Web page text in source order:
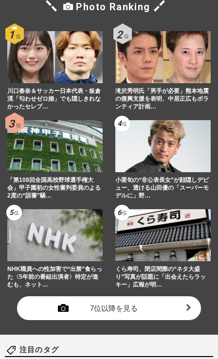
Photo Ranking
川口春奈＆サッカー日本代表・板倉
滉「匂わせゼロ婚」でも隠しきれな
かったセレブ…
滝沢秀明氏「男手が必要」熊本地震
の復興支援を表明、中居正広もボラ
ンティア計画…
「第108回全国高校野球選手権大
会」甲子園初の女性審判委員のよる
2度の“誤審”騒…
小栗旬の“非公表長女”が顔隠しデビ
ュー、透ける山田優の「スーパーモ
デルに」野…
NHK職員への性加害で“出禁”食らっ
た〈5年前の番組出演者〉特定が進
むも、ネット…
くら寿司、閉店間際の“ネタ大盛
り”写真が話題に「出会えたらラッ
キー」広報が明…
7位以降を見る
注目のタグ